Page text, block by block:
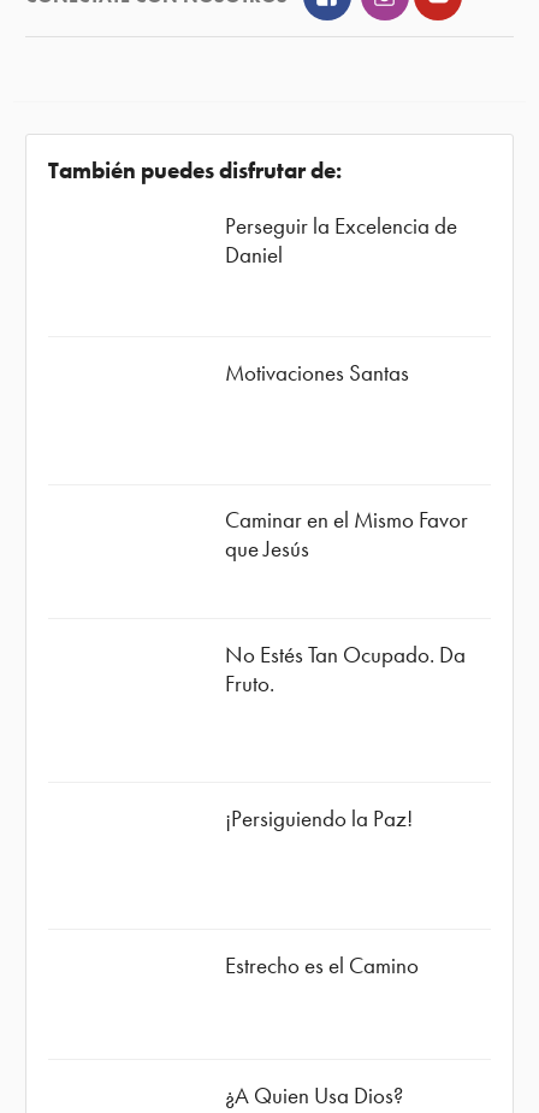
También puedes disfrutar de:
Perseguir la Excelencia de
Daniel
Motivaciones Santas
Caminar en el Mismo Favor
que Jesús
No Estés Tan Ocupado. Da
Fruto.
¡Persiguiendo la Paz!
Estrecho es el Camino
¿A Quien Usa Dios?